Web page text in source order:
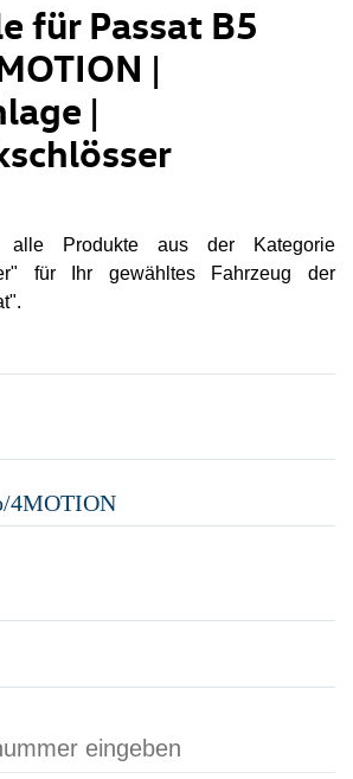
für Passat B5
|
|
Produkte aus der Kategorie
für Ihr gewähltes Fahrzeug der
4MOTION